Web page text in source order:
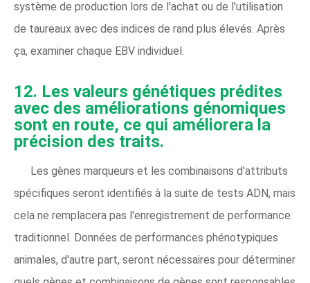
système de production lors de l'achat ou de l'utilisation
de taureaux avec des indices de rand plus élevés. Après
ça, examiner chaque EBV individuel.
12. Les valeurs génétiques prédites
avec des améliorations génomiques
sont en route, ce qui améliorera la
précision des traits.
Les gènes marqueurs et les combinaisons d'attributs
spécifiques seront identifiés à la suite de tests ADN, mais
cela ne remplacera pas l'enregistrement de performance
traditionnel. Données de performances phénotypiques
animales, d'autre part, seront nécessaires pour déterminer